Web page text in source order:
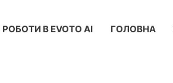
В EVOTO AI ГОЛОВНА